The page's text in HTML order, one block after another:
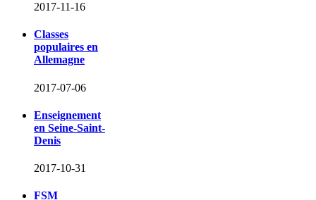
2017-11-16
Classes
populaires en
Allemagne
2017-07-06
Enseignement
en Seine-Saint-
Denis
2017-10-31
FSM